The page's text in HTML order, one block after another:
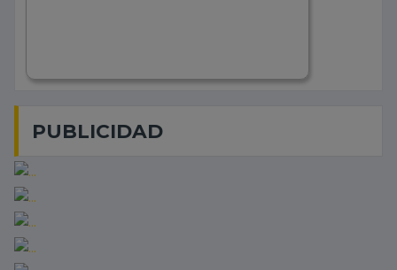
PUBLICIDAD